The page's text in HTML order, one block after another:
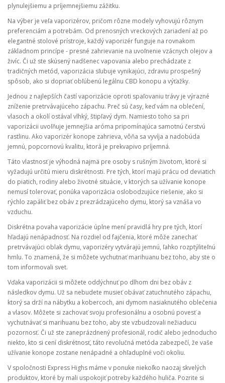
plynulejšiemu a príjemnejšiemu zážitku.
Na výber je veľa vaporizérov, pričom rôzne modely vyhovujú rôznym
preferenciám a potrebám. Od prenosných vreckových zariadení až po
elegantné stolové prístroje, každý vaporizér funguje na rovnakom
základnom princípe - presné zahrievanie na uvoľnenie vzácnych olejov a
živíc. Či už ste skúsený nadšenec vapovania alebo prechádzate z
tradičných metód, vaporizácia sľubuje vynikajúci, zdraviu prospešný
spôsob, ako si dopriať obľúbenú legálnu CBD konopu a výťažky.
Jednou z najlepších častí vaporizácie oproti spaľovaniu trávy je výrazné
zníženie pretrvávajúceho zápachu. Preč sú časy, keď vám na oblečení,
vlasoch a okolí ostával vlhký, štipľavý dym. Namiesto toho sa pri
vaporizácii uvoľňuje jemnejšia aróma pripomínajúca samotnú čerstvú
rastlinu. Ako vaporizér konope zahrieva, vôňa sa vyvíja a nadobúda
jemnú, popcornovú kvalitu, ktorá je prekvapivo príjemná.
Táto vlastnosť je výhodná najmä pre osoby s rušným životom, ktoré si
vyžadujú určitú mieru diskrétnosti. Pre tých, ktorí majú prácu od deviatich
do piatich, rodiny alebo životné situácie, v ktorých sa užívanie konope
nemusí tolerovať, ponúka vaporizácia oslobodzujúce riešenie, ako si
rýchlo zapáliť bez obáv z prezrádzajúceho dymu, ktorý sa vznáša vo
vzduchu.
Diskrétna povaha vaporizácie úplne mení pravidlá hry pre tých, ktorí
hľadajú nenápadnosť. Na rozdiel od fajčenia, ktoré môže zanechať
pretrvávajúci oblak dymu, vaporizéry vytvárajú jemnú, ľahko rozptýliteľnú
hmlu. To znamená, že si môžete vychutnať marihuanu bez toho, aby ste o
tom informovali svet.
Vďaka vaporizácii si môžete oddýchnuť po dlhom dni bez obáv z
následkov dymu. Už sa nebudete musieť obávať zatuchnutého zápachu,
ktorý sa drží na nábytku a kobercoch, ani dymom nasiaknutého oblečenia
a vlasov. Môžete si zachovať svoju profesionálnu a osobnú povesť a
vychutnávať si marihuanu bez toho, aby ste vzbudzovali nežiaducu
pozornosť. Či už ste zaneprázdnený profesionál, rodič alebo jednoducho
niekto, kto si cení diskrétnosť, táto revolučná metóda zabezpečí, že vaše
užívanie konope zostane nenápadné a ohľaduplné voči okoliu.
V spoločnosti Express Highs máme v ponuke niekoľko naozaj skvelých
produktov, ktoré by mali uspokojiť potreby každého huliča. Pozrite si